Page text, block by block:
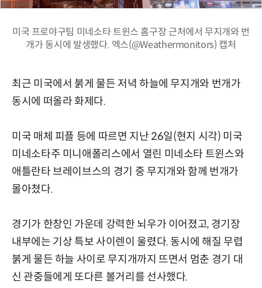
미국 프로야구팀 미네소타 트윈스 홈구장 근처에서 무지개와 번
개가 동시에 발생했다. 엑스(@Weathermonitors) 캡처
최근 미국에서 붉게 물든 저녁 하늘에 무지개와 번개가
동시에 떠올라 화제다.
미국 매체 피플 등에 따르면 지난 26일(현지 시각) 미국
미네소타주 미니애폴리스에서 열린 미네소타 트윈스와
애틀란타 브레이브스의 경기 중 무지개와 함께 번개가
몰아쳤다.
경기가 한창인 가운데 강력한 뇌우가 이어졌고, 경기장
내부에는 기상 특보 사이렌이 울렸다. 동시에 해질 무렵
붉게 물든 하늘 사이로 무지개까지 뜨면서 멈춘 경기 대
신 관중들에게 또다른 볼거리를 선사했다.